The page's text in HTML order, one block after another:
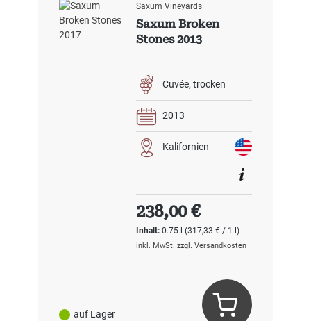
auf Lager
Saxum Vineyards
Saxum Broken
Stones 2013
Cuvée trocken
2013
Kalifornien
Inhalt:0.75 l(317,33 € / 1 l)
Regulärer Preis:
238,00 €
inkl. MwSt. zzgl. Versandkosten